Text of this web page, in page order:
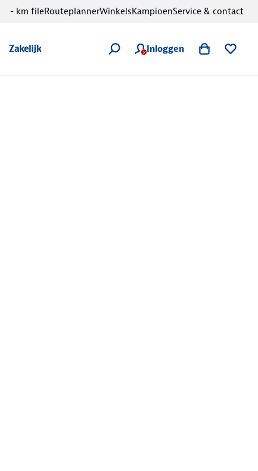
Zakelijk Inloggen
- km fileRouteplannerWinkelsKampioenService & contact